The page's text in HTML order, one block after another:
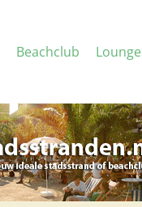
Beachclub Lounge